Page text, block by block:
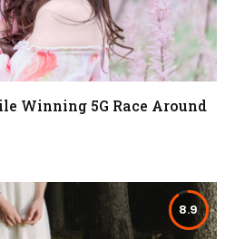
Winning 5G Race Around
8.9